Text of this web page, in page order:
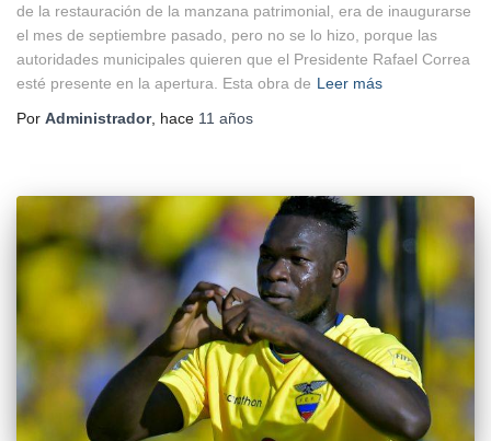
de la restauración de la manzana patrimonial, era de inaugurarse
el mes de septiembre pasado, pero no se lo hizo, porque las
autoridades municipales quieren que el Presidente Rafael Correa
esté presente en la apertura. Esta obra de Leer más
Por Administrador, hace 11 años